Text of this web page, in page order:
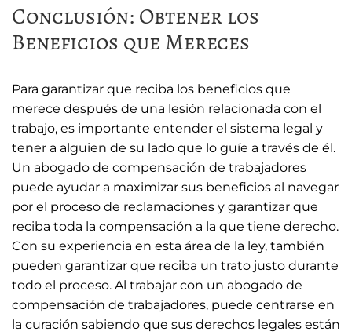
Conclusión: Obtener los
Beneficios que Mereces
Para garantizar que reciba los beneficios que
merece después de una lesión relacionada con el
trabajo, es importante entender el sistema legal y
tener a alguien de su lado que lo guíe a través de él.
Un abogado de compensación de trabajadores
puede ayudar a maximizar sus beneficios al navegar
por el proceso de reclamaciones y garantizar que
reciba toda la compensación a la que tiene derecho.
Con su experiencia en esta área de la ley, también
pueden garantizar que reciba un trato justo durante
todo el proceso. Al trabajar con un abogado de
compensación de trabajadores, puede centrarse en
la curación sabiendo que sus derechos legales están